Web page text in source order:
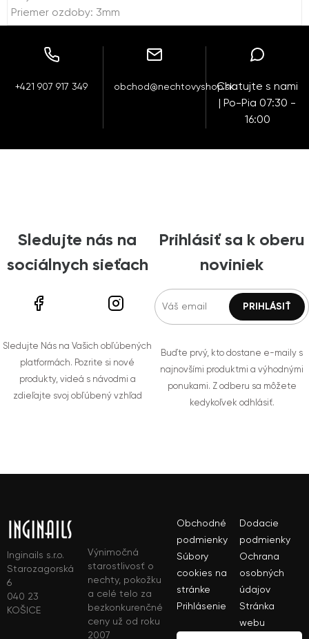
Priemer ozdoby: 3mm
+421 907 917 349 obchod@nechtovyshop.skChatujte s nami
| Po-Pia 07:30 -
16:00
Sledujte nás na
sociálnych sieťach
Sledujte Nás na Vašich obľúbených
platformách. Pozrite si nové
produkty, videá s návodmi a
zdieľajte svoj obľúbený vzhľad
Prihlásiť sa k oberu
noviniek
Buďte prvý, kto dostane e-maily s
najnovšími produktmi a výhodnými
ponukami. Z odberu sa môžete
kedykoľvek odhlásiť.
Inginails s.r.o.
Starozagorská
6
040 23
KOŠICE
Výnimočná
starostlivosť o
nechty, pokožku
a celé telo za
bezkonkurenčné
ceny už od roku
2007
Obchodné
podmienky
Dodacie
podmienky
Súbory
cookies na
stránke
Ochrana
osobných
údajov
Prihlásenie
Stránka
webu